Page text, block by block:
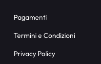
Pagamenti
Termini e Condizioni
Privacy Policy